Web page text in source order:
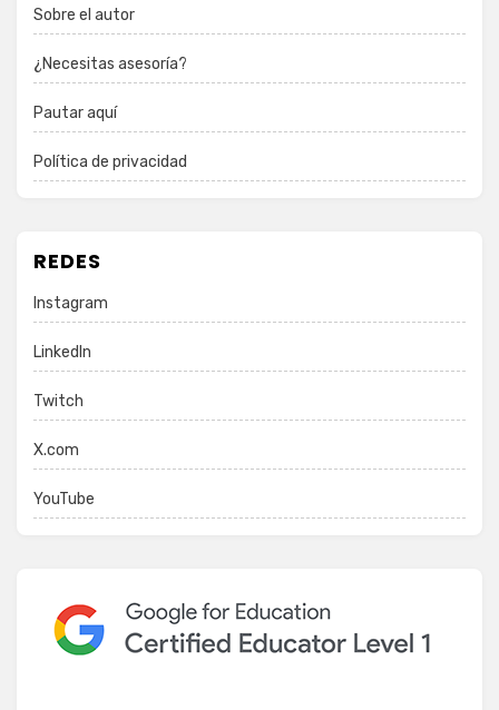
Sobre el autor
¿Necesitas asesoría?
Pautar aquí
Política de privacidad
REDES
Instagram
LinkedIn
Twitch
X.com
YouTube